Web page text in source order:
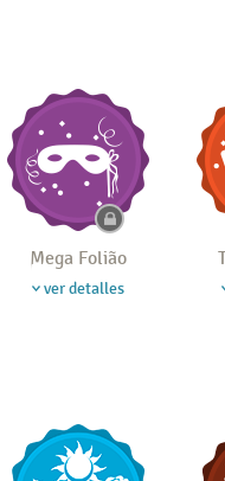
Mega Folião
ver detalles